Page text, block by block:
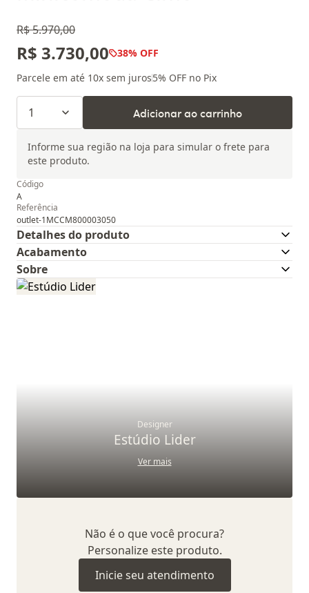
R$ 5.970,00
R$ 3.730,00 38% OFF
Parcele em até 10x sem juros5% OFF no Pix
1 Adicionar ao carrinho
Informe sua região na loja para simular o frete para
este produto.
Código
A
Referência
outlet-1MCCM800003050
Detalhes do produto
Acabamento
Sobre
Designer
Estúdio Lider
Ver mais
Não é o que você procura?
Personalize este produto.
Inicie seu atendimento